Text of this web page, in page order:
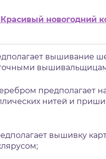
Красивый новогодний
вышивание
предполагает
нитей и
вышивку